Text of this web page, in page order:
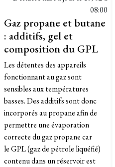
08:00
Gaz propane et butane
: additifs, gel et
composition du GPL
Les détentes des appareils
fonctionnant au gaz sont
sensibles aux températures
basses. Des additifs sont donc
incorporés au propane afin de
permettre une évaporation
correcte du gaz propane car
le GPL (gaz de pétrole liquéfié)
contenu dans un réservoir est